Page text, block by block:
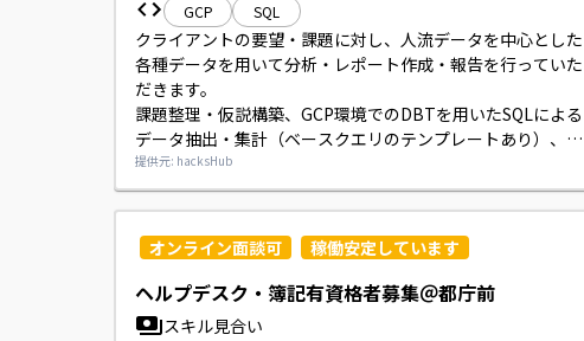
GCP SQL
クライアントの要望・課題に対し、人流データを中心とした
各種データを用いて分析・レポート作成・報告を行っていた
だきます。
課題整理・仮説構築、GCP環境でのDBTを用いたSQLによる
データ抽出・集計（ベースクエリのテンプレートあり）、ダ
ッシュボード設計およびPowerPointでのレポート作成、クラ
イアントへの説明・質疑対応を丁寧に行っていただきます。
提供元: hacksHub
オンライン面談可 稼働安定しています
ヘルプデスク・簿記有資格者募集＠都庁前
スキル見合い